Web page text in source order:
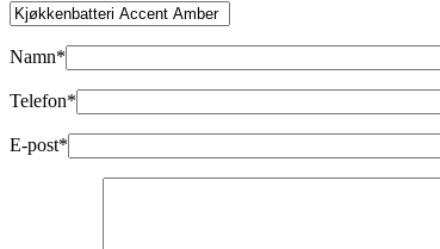
Namn*
Telefon*
E-post*